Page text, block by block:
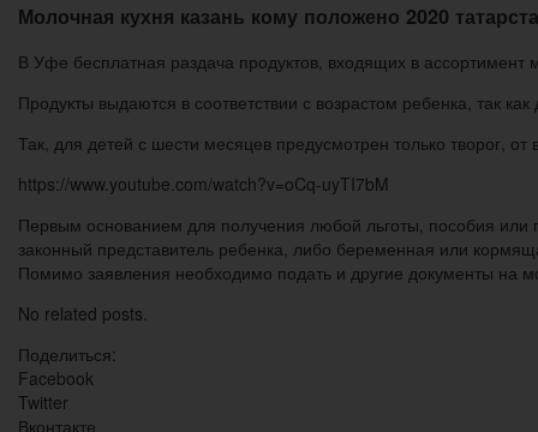
Молочная кухня казань кому положено 2020
В Уфе бесплатная раздача продуктов, входящих в
Продукты выдаются в соответствии с возрастом ребенка, так
Так, для детей с шести месяцев предусмотрен только творог,
https://www.youtube.com/watch?v=oCq-uyTI7bM
Первым основанием для получения любой льготы, пособия или
законный представитель ребенка, либо беременная или
Помимо заявления необходимо подать и другие документы на
No related posts.
Поделиться:
Facebook
Twitter
Вконтакте